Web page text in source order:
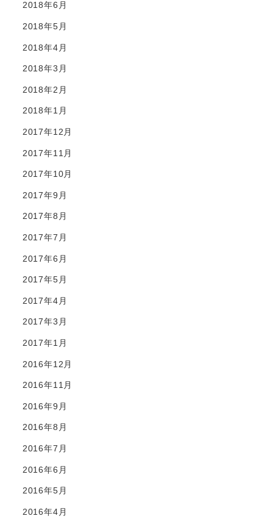
2018年6月
2018年5月
2018年4月
2018年3月
2018年2月
2018年1月
2017年12月
2017年11月
2017年10月
2017年9月
2017年8月
2017年7月
2017年6月
2017年5月
2017年4月
2017年3月
2017年1月
2016年12月
2016年11月
2016年9月
2016年8月
2016年7月
2016年6月
2016年5月
2016年4月